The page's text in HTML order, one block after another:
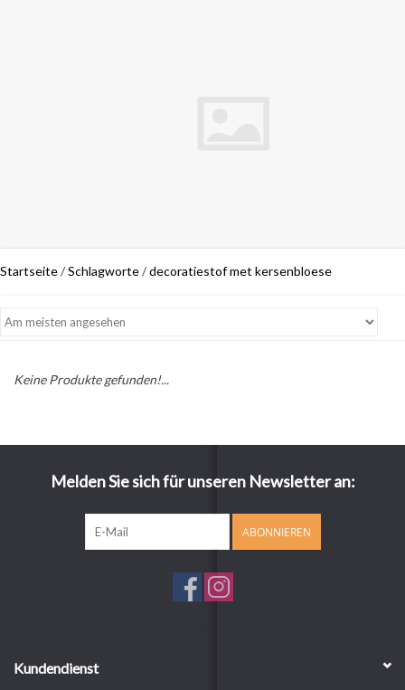
Startseite/Schlagworte/decoratiestof met kersenbloese
Keine Produkte gefunden!...
Melden Sie sich für unseren Newsletter an:
ABONNIEREN
Kundendienst